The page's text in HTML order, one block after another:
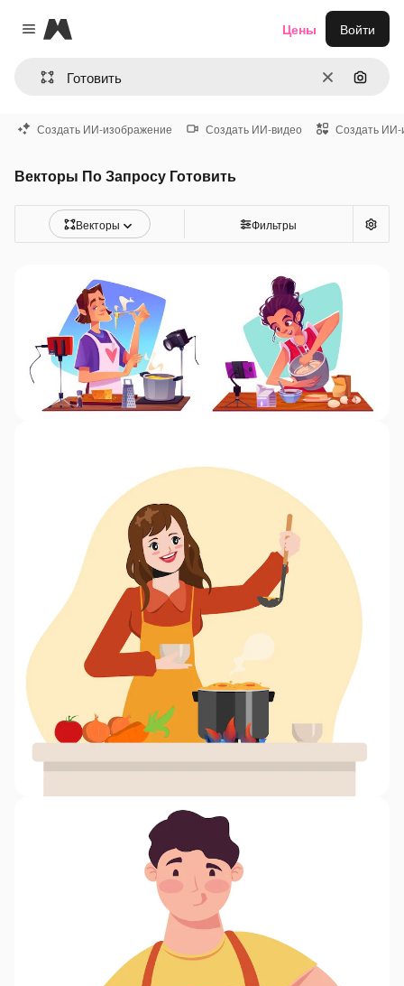
Close menu
Magnific
ОчиститьПоиск
Цены Войти
Создать ИИ-изображение Создать ИИ-видео Создать ИИ-
Векторы По Запросу Готовить
Векторы Фильтры